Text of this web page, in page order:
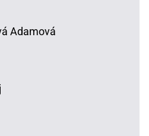
Adamová